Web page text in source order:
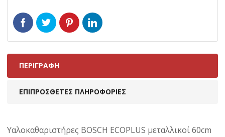
ΠΕΡΙΓΡΑΦΉ
ΕΠΙΠΡΌΣΘΕΤΕΣ ΠΛΗΡΟΦΟΡΊΕΣ
Υαλοκαθαριστήρες BOSCH ECOPLUS μεταλλικοί 60cm